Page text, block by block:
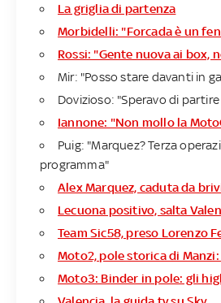
La griglia di partenza
Morbidelli: "Forcada è un
Rossi: "Gente nuova ai box,
Mir: "Posso stare davanti in
Dovizioso: "Speravo di
Iannone: "Non mollo la
Puig: "Marquez? Terza
programma"
Alex Marquez, caduta da
Lecuona positivo, salta
Team Sic58, preso Lorenzo
Moto2, pole storica di
Moto3: Binder in pole: gli